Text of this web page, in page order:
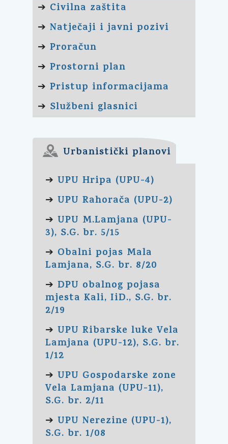
➔ Civilna zaštita
➔ Natječaji i javni pozivi
➔ Proračun
➔ Prostorni plan
➔ Pristup informacijama
➔ Službeni glasnici
Urbanistički planovi
➔ UPU Hripa (UPU-4)
➔ UPU Rahorača (UPU-2)
➔ UPU M.Lamjana (UPU-
3), S.G. br. 5/15
➔ Obalni pojas Mala
Lamjana, S.G. br. 8/20
➔ DPU obalnog pojasa
mjesta Kali, IiD., S.G. br.
2/19
➔ UPU Ribarske luke Vela
Lamjana (UPU-12), S.G. br.
1/12
➔ UPU Gospodarske zone
Vela Lamjana (UPU-11),
S.G. br. 2/11
➔ UPU Nerezine (UPU-1),
S.G. br. 1/08